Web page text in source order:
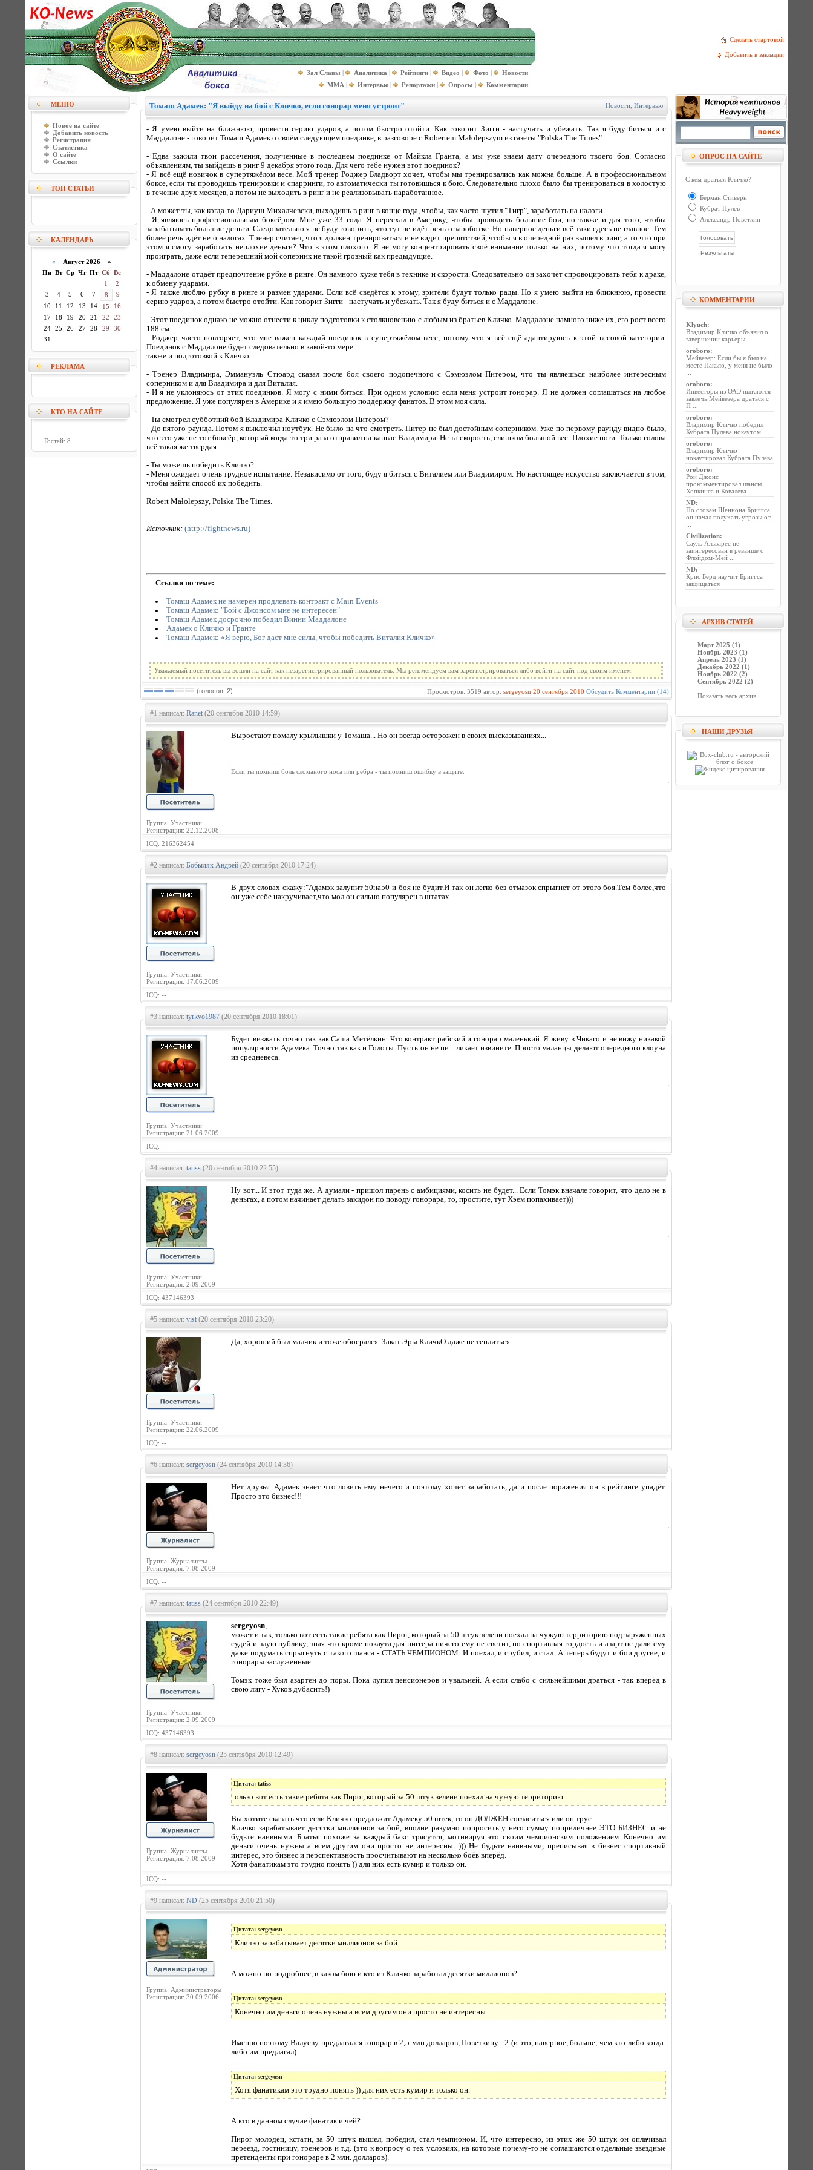
Сделать стартовой
Добавить в закладки
Зал Славы | Аналитика | Рейтинги | Видео | Фото |
Новости
MMA | Интервью | Репортажи | Опросы | Комментарии
МЕНЮ
Новое на сайте
Добавить новость
Регистрация
Статистика
О сайте
Ссылки
ТОП СТАТЬИ
КАЛЕНДАРЬ
« Август 2026 »
Пн Вт Ср Чт Пт Сб Вс
1
2
3
4 5 6 7 8
9
10
11 12 13 14 15
16
17
18 19 20 21 22
23
24
25 26 27 28 29
30
31
РЕКЛАМА
КТО НА САЙТЕ
Гостей: 8
Томаш Адамек: "Я выйду на бой с Кличко, если гонорар меня устроит" Новости Интервью
- Я умею выйти на ближнюю, провести серию ударов, а потом быстро отойти. Как говорит Зигги - настучать и убежать. Так я буду биться и с
Маддалоне - говорит Томаш Адамек о своём следующем поединке, в разговоре с Robertem Małolepszym из газеты "Polska The Times".
- Едва зажили твои рассечения, полученные в последнем поединке от Майкла Гранта, а мы уже знаем дату очередного твоего боя. Согласно
объявлениям, ты выйдешь в ринг 9 декабря этого года. Для чего тебе нужен этот поединок?
- Я всё ещё новичок в супертяжёлом весе. Мой тренер Роджер Бладворт хочет, чтобы мы тренировались как можна больше. А в профессиональном
боксе, если ты проводишь тренировки и спарринги, то автоматически ты готовишься к бою. Следовательно плохо было бы тренироваться в холостую
в течение двух месяцев, а потом не выходить в ринг и не реализовывать наработанное.
- А может ты, как когда-то Дариуш Михалчевски, выходишь в ринг в конце года, чтобы, как часто шутил "Тигр", заработать на налоги.
- Я являюсь профессиональным боксёром. Мне уже 33 года. Я переехал в Америку, чтобы проводить большие бои, но также и для того, чтобы
зарабатывать большие деньги. Следовательно я не буду говорить, что тут не идёт речь о зароботке. Но наверное деньги всё таки сдесь не главное. Тем
более речь идёт не о налогах. Тренер считает, что я должен тренироваться и не видит препятствий, чтобы я в очередной раз вышел в ринг, а то что при
этом я смогу заработать неплохие деньги? Что в этом плохого. Я не могу концентрировать своё внимание только на них, потому что тогда я могу
проиграть, даже если теперешний мой соперник не такой грозный как предыдущие.
- Маддалоне отдаёт предпочтение рубке в ринге. Он намного хуже тебя в технике и скорости. Следовательно он захочёт спровоцировать тебя к драке,
к обмену ударами.
- Я также люблю рубку в ринге и размен ударами. Если всё сведётся к этому, зрители будут только рады. Но я умею выйти на ближнюю, провести
серию ударов, а потом быстро отойти. Как говорит Зигги - настучать и убежать. Так я буду биться и с Маддалоне.
- Этот поединок однако не можно отнести к циклу подготовки к столкновению с любым из братьев Кличко. Маддалоне намного ниже их, его рост всего
188 см.
- Роджер часто повторяет, что мне важен каждый поединок в супертяжёлом весе, потому что я всё ещё адаптируюсь к этой весовой категории.
Поединок с Маддалоне будет следовательно в какой-то мере
также и подготовкой к Кличко.
- Тренер Владимира, Эммануэль Стюард сказал после боя своего подопечного с Сэмюэлом Питером, что ты являешься наиболее интересным
соперником и для Владимира и для Виталия.
- И я не уклоняюсь от этих поединков. Я могу с ними биться. При одном условии: если меня устроит гонорар. Я не должен соглашаться на любое
предложение. Я уже популярен в Америке и я имею большую поддержку фанатов. В этом моя сила.
- Ты смотрел субботний бой Владимира Кличко с Сэмюэлом Питером?
- До пятого раунда. Потом я выключил ноутбук. Не было на что смотреть. Питер не был достойным соперником. Уже по первому раунду видно было,
что это уже не тот боксёр, который когда-то три раза отправил на канвас Владимира. Не та скорость, слишком большой вес. Плохие ноги. Только голова
всё такая же твердая.
- Ты можешь победить Кличко?
- Меня ожидает очень трудное испытание. Независимо от того, буду я биться с Виталием или Владимиром. Но настоящее искусство заключается в том,
чтобы найти способ их победить.
Robert Małolepszy, Polska The Times.
Источник: (http://fightnews.ru)
Ссылки по теме:
Томаш Адамек не намерен продлевать контракт с Main Events
Томаш Адамек: "Бой с Джонсом мне не интересен"
Томаш Адамек досрочно победил Винни Маддалоне
Адамек о Кличко и Гранте
Томаш Адамек: «Я верю, Бог даст мне силы, чтобы победить Виталия Кличко»
Уважаемый посетитель вы вошли на сайт как незарегистрированный пользователь. Мы рекомендуем вам зарегистрироваться либо войти на сайт под своим именем.
(голосов: 2) Просмотров: 3519 автор: sergeyosn 20 сентября 2010 Обсудить Комментарии (14)
#1 написал: Ranet(20 сентября 2010 14:59)
Группа: Участники
Регистрация: 22.12.2008
Выростают помалу крылышки у Томаша... Но он всегда осторожен в своих высказываниях...
--------------------
Если ты помниш боль сломаного носа или ребра - ты помниш ошибку в защите.
ICQ: 216362454
#2 написал: Бобыляк Андрей (20 сентября 2010 17:24)
Группа: Участники
Регистрация: 17.06.2009
В двух словах скажу:"Адамэк залупит 50на50 и боя не будит.И так он легко без отмазок спрыгнет от этого боя.Тем более,что
он уже себе накручивает,что мол он сильно популярен в штатах.
ICQ: --
#3 написал: tyrkvo1987 (20 сентября 2010 18:01)
Группа: Участники
Регистрация: 21.06.2009
Будет визжать точно так как Саша Метёлкин. Что контракт рабский и гонорар маленький. Я живу в Чикаго и не вижу никакой
популярности Адамека. Точно так как и Голоты. Пусть он не пи....ликает извините. Просто маланцы делают очередного клоуна
из средневеса.
ICQ: --
#4 написал: tatiss (20 сентября 2010 22:55)
Группа: Участники
Регистрация: 2.09.2009
Ну вот... И этот туда же. А думали - пришол парень с амбициями, косить не будет... Если Томэк вначале говорит, что дело не в
деньгах, а потом начинает делать закидон по поводу гонорара, то, простите, тут Хэем попахивает)))
ICQ: 437146393
#5 написал: vist(20 сентября 2010 23:20)
Группа: Участники
Регистрация: 22.06.2009
Да, хороший был малчик и тоже обосрался. Закат Эры КличкО даже не теплиться.
ICQ: --
#6 написал: sergeyosn (24 сентября 2010 14:36)
Группа: Журналисты
Регистрация: 7.08.2009
Нет друзья. Адамек знает что ловить ему нечего и поэтому хочет заработать, да и после поражения он в рейтинге упадёт.
Просто это бизнес!!!
ICQ: --
#7 написал: tatiss (24 сентября 2010 22:49)
Группа: Участники
Регистрация: 2.09.2009
sergeyosn,
может и так, только вот есть такие ребята как Пирог, который за 50 штук зелени поехал на чужую территорию под заряженных
судей и злую публику, зная что кроме нокаута для ниггера ничего ему не светит, но спортивная гордость и азарт не дали ему
даже подумать спрыгнуть с такого шанса - СТАТЬ ЧЕМПИОНОМ. И поехал, и срубил, и стал. А теперь будут и бои другие, и
гонорары заслуженные.
Томэк тоже был азартен до поры. Пока лупил пенсионеров и увальней. А если слабо с сильнейшими драться - так вперёд в
свою лигу - Хуков дубасить!)
ICQ: 437146393
#8 написал: sergeyosn (25 сентября 2010 12:49)
Группа: Журналисты
Регистрация: 7.08.2009
Цитата: tatiss
олько вот есть такие ребята как Пирог, который за 50 штук зелени поехал на чужую территорию
Вы хотите сказать что если Кличко предложит Адамеку 50 штек, то он ДОЛЖЕН согласиться или он трус.
Кличко зарабатывает десятки миллионов за бой, вполне разумно попросить у него сумму поприличнее ЭТО БИЗНЕС и не
будьте наивными. Братья похоже за каждый бакс трясутся, мотивируя это своим чемпионским положением. Конечно им
деньги очень нужны а всем другим они просто не интересны. ))) Не будьте наивными, преписывая в бизнес спортивный
интерес, это бизнес и перспективность просчитывают на несколько боёв вперёд.
Хотя фанатикам это трудно понять )) для них есть кумир и только он.
ICQ: --
#9 написал: ND (25 сентября 2010 21:50)
Группа: Администраторы
Регистрация: 30.09.2006
Цитата: sergeyosn
Кличко зарабатывает десятки миллионов за бой
А можно по-подробнее, в каком бою и кто из Кличко заработал десятки миллионов?
Цитата: sergeyosn
Конечно им деньги очень нужны а всем другим они просто не интересны.
Именно поэтому Валуеву предлагался гонорар в 2,5 млн долларов, Поветкину - 2 (и это, наверное, больше, чем кто-либо когда-
либо им предлагал).
Цитата: sergeyosn
Хотя фанатикам это трудно понять )) для них есть кумир и только он.
А кто в данном случае фанатик и чей?
Пирог молодец, кстати, за 50 штук вышел, победил, стал чемпионом. И, что интересно, из этих же 50 штук он оплачивал
переезд, гостиницу, тренеров и т.д. (это к вопросу о тех условиях, на которые почему-то не соглашаются отдельные звездные
претенденты при гонораре в 2 млн. долларов).
ОПРОС НА САЙТЕ
С кем драться Кличко?
Берман Стиверн
Кубрат Пулев
Александр Поветкин
КОММЕНТАРИИ
Klyuch:
Владимир Кличко объявил о
завершении карьеры
oroboro:
Мейвезер: Если бы я был на
месте Пакьяо, у меня не было
oroboro:
Инвесторы из ОАЭ пытаются
завлечь Мейвезера драться с
П ...
oroboro:
Владимир Кличко победил
Кубрата Пулева нокаутом
oroboro:
Владимир Кличко
нокаутировал Кубрата Пулева
oroboro:
Рой Джонс
прокомментировал шансы
Хопкинса и Ковалева
ND:
По словам Шеннона Бриггса,
он начал получать угрозы от
Civilization:
Сауль Альварес не
заинтересован в реванше с
Флойдом-Мей ...
ND:
Крис Берд научит Бриггса
защищаться
АРХИВ СТАТЕЙ
Март 2025 (1)
Ноябрь 2023 (1)
Апрель 2023 (1)
Декабрь 2022 (1)
Ноябрь 2022 (2)
Сентябрь 2022 (2)
Показать весь архив
НАШИ ДРУЗЬЯ